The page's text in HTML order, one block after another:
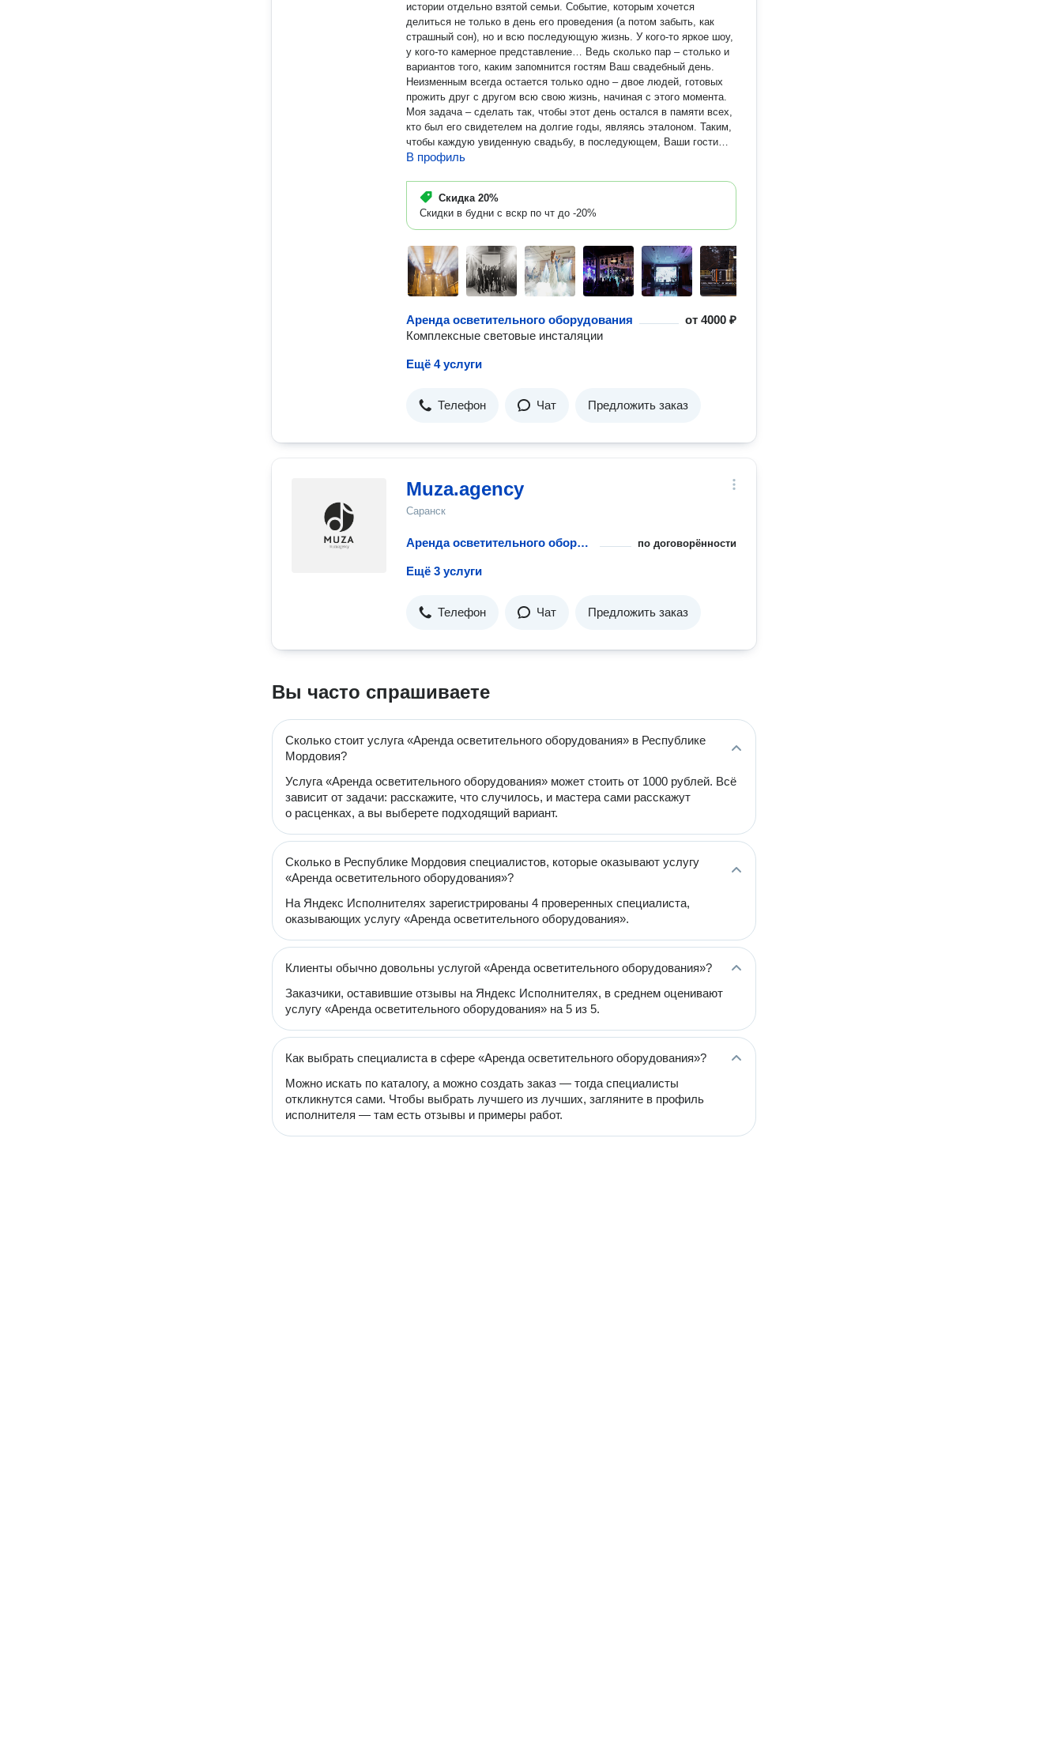
истории отдельно взятой семьи. Событие, которым хочется
делиться не только в день его проведения (а потом забыть, как
страшный сон), но и всю последующую жизнь. У кого-то яркое шоу,
у кого-то камерное представление… Ведь сколько пар – столько и
вариантов того, каким запомнится гостям Ваш свадебный день.
Неизменным всегда остается только одно – двое людей, готовых
прожить друг с другом всю свою жизнь, начиная с этого момента.
Моя задача – сделать так, чтобы этот день остался в памяти всех,
кто был его свидетелем на долгие годы, являясь эталоном. Таким,
чтобы каждую увиденную свадьбу, в последующем, Ваши гости
сравнивали именно с ним. Наши цели совпадают? Тогда давайте
любимого дедушки, до стадионного концерта, от презентации
компании до ведения youtube-шоу – каждая задача будет
выполнена с неизменно превосходным результатом. Мечты должны
сбываться. А все что можно представить - возможно осуществить!
В профиль
Скидка 20%
Скидки в будни с вскр по чт до -20%
Аренда осветительного оборудования от4000 ₽
Комплексные световые инсталяции
Ещё 4 услуги
Телефон Чат Предложить заказ
Muza.agency
Саранск
Аренда осветительного оборудования по договорённости
Ещё 3 услуги
Телефон Чат Предложить заказ
Вы часто спрашиваете
Сколько стоит услуга «Аренда осветительного оборудования» в Республике
Мордовия?
Услуга «Аренда осветительного оборудования» может стоить от 1000 рублей. Всё
зависит от задачи: расскажите, что случилось, и мастера сами расскажут
о расценках, а вы выберете подходящий вариант.
Сколько в Республике Мордовия специалистов, которые оказывают услугу
«Аренда осветительного оборудования»?
На Яндекс Исполнителях зарегистрированы 4 проверенных специалиста,
оказывающих услугу «Аренда осветительного оборудования».
Клиенты обычно довольны услугой «Аренда осветительного оборудования»?
Заказчики, оставившие отзывы на Яндекс Исполнителях, в среднем оценивают
услугу «Аренда осветительного оборудования» на 5 из 5.
Как выбрать специалиста в сфере «Аренда осветительного оборудования»?
Можно искать по каталогу, а можно создать заказ — тогда специалисты
откликнутся сами. Чтобы выбрать лучшего из лучших, загляните в профиль
исполнителя — там есть отзывы и примеры работ.